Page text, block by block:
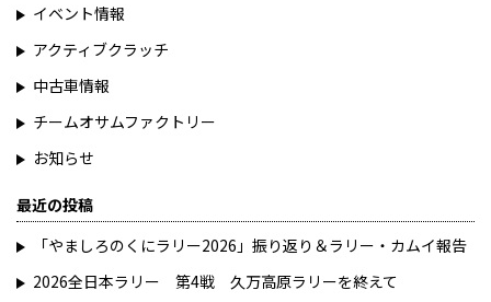
イベント情報
アクティブクラッチ
中古車情報
チームオサムファクトリー
お知らせ
最近の投稿
「やましろのくにラリー2026」振り返り＆ラリー・カムイ報告
2026全日本ラリー 第4戦 久万高原ラリーを終えて